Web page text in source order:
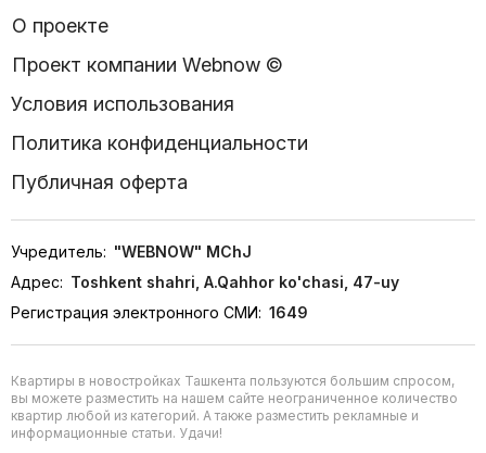
О проекте
Проект компании Webnow ©
Условия использования
Политика конфиденциальности
Публичная оферта
Учредитель: "WEBNOW" MChJ
Адрес: Toshkent shahri, A.Qahhor ko'chasi, 47-uy
Регистрация электронного СМИ: 1649
Квартиры в новостройках Ташкента пользуются большим спросом,
вы можете разместить на нашем сайте неограниченное количество
квартир любой из категорий. А также разместить рекламные и
информационные статьи. Удачи!